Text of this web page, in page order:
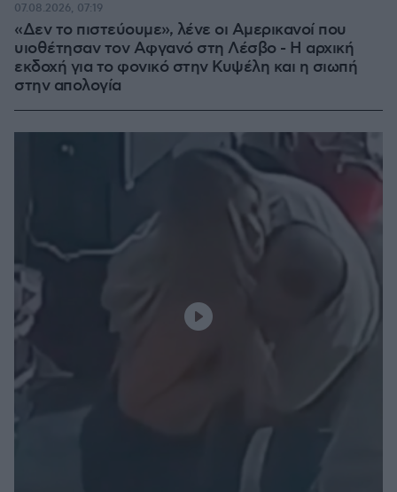
«Δεν το πιστεύουμε», λένε οι Αμερικανοί που
υιοθέτησαν τον Αφγανό στη Λέσβο - Η αρχική
εκδοχή για το φονικό στην Κυψέλη και η σιωπή
στην απολογία
07.08.2026, 07:19